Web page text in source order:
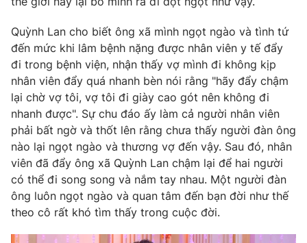
Quỳnh Lan cho biết ông xã mình ngọt ngào và tình tứ
đến mức khi lâm bệnh nặng được nhân viên y tế đẩy
đi trong bệnh viện, nhận thấy vợ mình đi không kịp
nhân viên đẩy quá nhanh bèn nói rằng "hãy đẩy chậm
lại chờ vợ tôi, vợ tôi đi giày cao gót nên không đi
nhanh được". Sự chu đáo ấy làm cả người nhân viên
phải bất ngờ và thốt lên rằng chưa thấy người đàn ông
nào lại ngọt ngào và thương vợ đến vậy. Sau đó, nhân
viên đã đẩy ông xã Quỳnh Lan chậm lại để hai người
có thể đi song song và nắm tay nhau. Một người đàn
ông luôn ngọt ngào và quan tâm đến bạn đời như thế
theo cô rất khó tìm thấy trong cuộc đời.